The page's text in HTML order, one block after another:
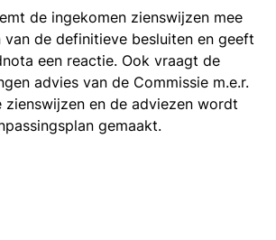
de ingekomen zienswijzen mee
de definitieve besluiten en geeft
een reactie. Ook vraagt de
advies van de Commissie m.e.r.
zienswijzen en de adviezen wordt
gemaakt.